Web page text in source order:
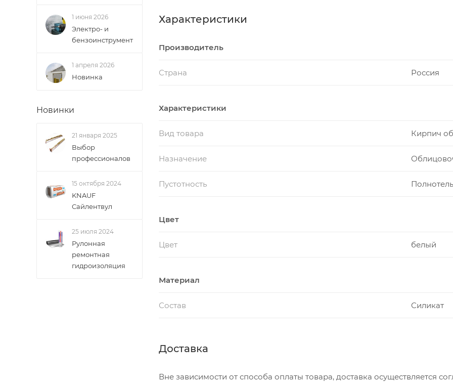
Характеристики
Производитель
Страна Россия
Характеристики
Вид товара Кирпич
Назначение
Пустотность
Цвет
Цвет белый
Материал
Состав Силикат
Доставка
Вне зависимости от способа оплаты товара, доставка осуществляется
1 июня 2026
Электро- и
бензоинструмент
1 апреля 2026
Новинка
Новинки
21 января 2025
Выбор
профессионалов
15 октября 2024
KNAUF
Сайлентвул
25 июля 2024
Рулонная
ремонтная
гидроизоляция